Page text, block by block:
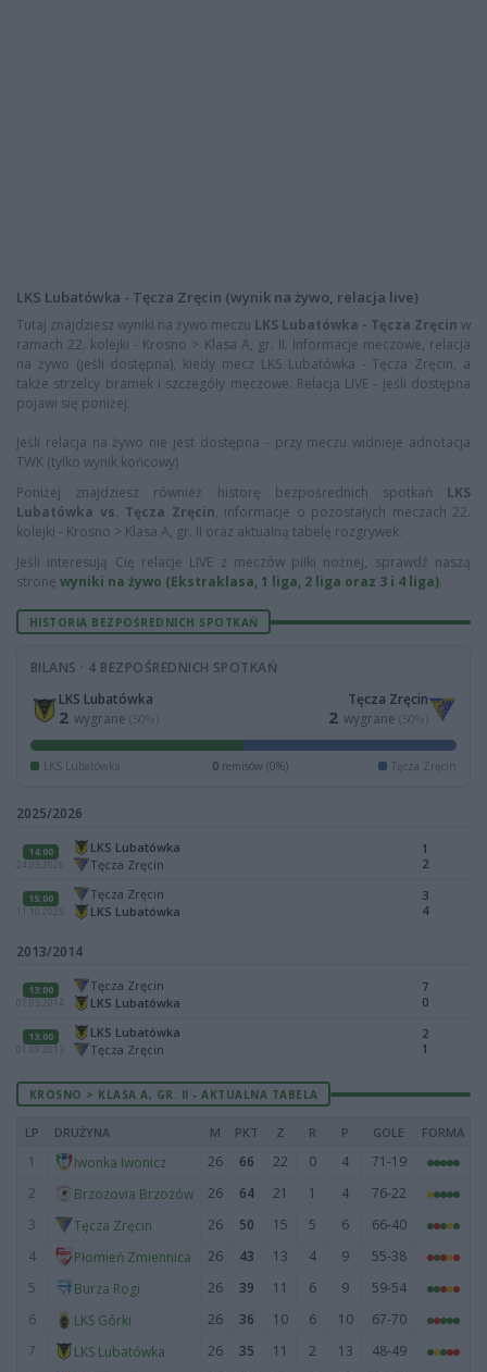
LKS Lubatówka - Tęcza Zręcin (wynik na żywo, relacja live)
Tutaj znajdziesz wyniki na żywo meczu LKS Lubatówka - Tęcza Zręcin w
ramach 22. kolejki - Krosno > Klasa A, gr. II. Informacje meczowe, relacja
na żywo (jeśli dostępna), kiedy mecz LKS Lubatówka - Tęcza Zręcin, a
także strzelcy bramek i szczegóły meczowe. Relacja LIVE - jeśli dostępna
pojawi się poniżej.
Jeśli relacja na żywo nie jest dostępna - przy meczu widnieje adnotacja
TWK (tylko wynik końcowy)
Poniżej znajdziesz również historę bezpośrednich spotkań LKS
Lubatówka vs. Tęcza Zręcin, informacje o pozostałych meczach 22.
kolejki - Krosno > Klasa A, gr. II oraz aktualną tabelę rozgrywek.
Jeśli interesują Cię relacje LIVE z meczów piłki nożnej, sprawdź naszą
stronę wyniki na żywo (Ekstraklasa, 1 liga, 2 liga oraz 3 i 4 liga).
HISTORIA BEZPOŚREDNICH SPOTKAŃ
BILANS · 4 BEZPOŚREDNICH SPOTKAŃ
LKS Lubatówka
2 wygrane (50%)
Tęcza Zręcin
2 wygrane (50%)
LKS Lubatówka 0remisów (0%) Tęcza Zręcin
2025/2026
14:00
24.05.2026
LKS Lubatówka
Tęcza Zręcin
1
2
15:00
11.10.2025
Tęcza Zręcin
LKS Lubatówka
3
4
2013/2014
13:00
01.05.2014
Tęcza Zręcin
LKS Lubatówka
7
0
13:00
01.09.2013
LKS Lubatówka
Tęcza Zręcin
2
1
KROSNO > KLASA A, GR. II - AKTUALNA TABELA
LP DRUŻYNA M PKT Z R P GOLE FORMA
1 Iwonka Iwonicz 26 66 22 0 4
71-19
2
Brzozovia Brzozów 26 64 21 1 4
76-22
3
Tęcza Zręcin 26 50 15 5 6
66-40
4
Płomień Zmiennica 26 43 13 4 9
55-38
5
Burza Rogi 26 39 11 6 9
59-54
6
LKS Górki 26 36 10 6 10
67-70
7
LKS Lubatówka 26 35 11 2 13
48-49